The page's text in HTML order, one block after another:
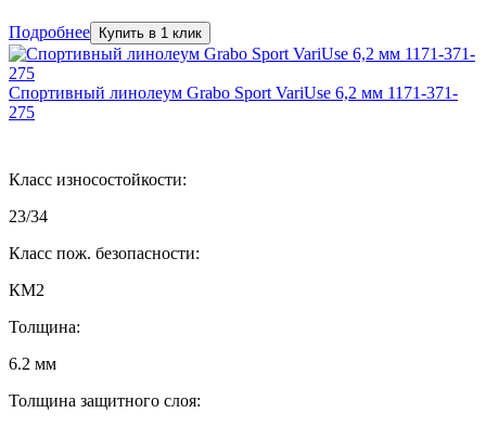
Подробнее Купить в 1 клик
Спортивный линолеум Grabo Sport VariUse 6,2 мм 1171-371-
275
Класс износостойкости:
23/34
Класс пож. безопасности:
КМ2
Толщина:
6.2 мм
Толщина защитного слоя: